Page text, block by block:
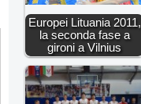
Europei Lituania 2011,
la seconda fase a
gironi a Vilnius